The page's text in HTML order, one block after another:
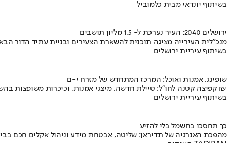
בשיתוף יונדאי מבית כלמוביל
ירושלים 2040: העיר נערכת ל- 1.5 מליון תושבים
מנכ"לית העירייה מציגה תוכנית להשארת הצעירים ובניית עתיד הדור
בשיתוף עיריית ירושלים
שופינג, אמנות ואוכל: המרכז המתחדש של מזרח י-ם
קפיצה קטנה לחו"ל: טיילת חדשה, מיצגי אמנות, וכיכרות משופצות בהשקעה של 100 מיליון ₪
בשיתוף עיריית ירושלים
כך תחסכו בחשמל בלי להזיע
מהפכת האנרגיה של תדיראן: שליטה, אבטחת מידע וניהול אקלים חכם